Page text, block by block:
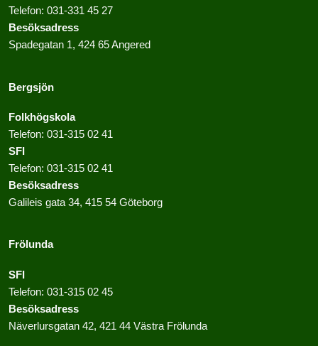
Telefon: 031-331 45 27
Besöksadress
Spadegatan 1, 424 65 Angered
Bergsjön
Folkhögskola
Telefon: 031-315 02 41
SFI
Telefon: 031-315 02 41
Besöksadress
Galileis gata 34, 415 54 Göteborg
Frölunda
SFI
Telefon: 031-315 02 45
Besöksadress
Näverlursgatan 42, 421 44 Västra Frölunda